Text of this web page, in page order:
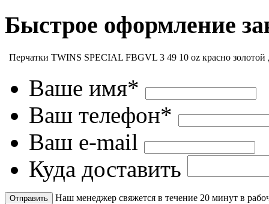
Быстрое оформление
Перчатки TWINS SPECIAL FBGVL 3 49 10 oz красно золотой
Ваше имя*
Ваш телефон*
Ваш e-mail
Куда доставить
Наш менеджер свяжется в течение 20 минут в